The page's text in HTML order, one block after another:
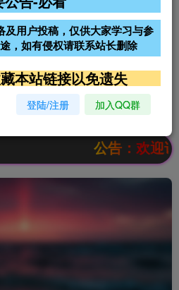
/
雨云高防免备案服务器
超低价文字广告位招租
超低价文字广告位招租
公告：欢迎访问
及用户投稿，仅供大家学习与参
，如有侵权请联系站长删除
本站链接以免遗失
登陆/注册 加入QQ群